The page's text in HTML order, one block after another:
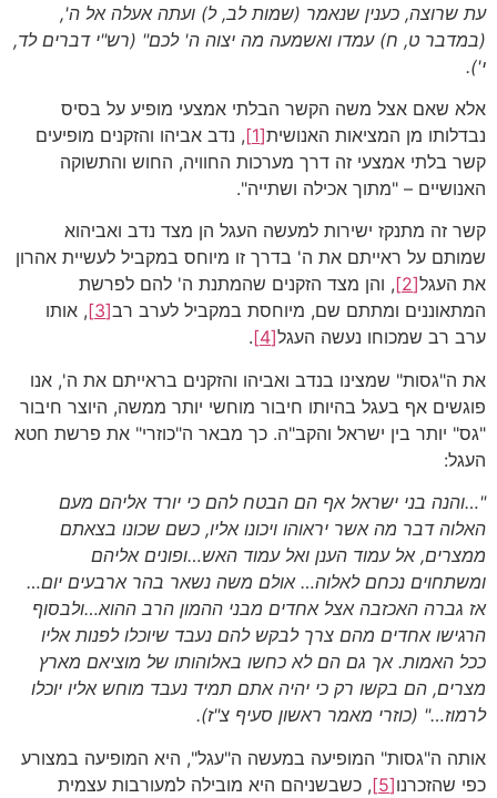
עת שרוצה, כענין שנאמר (שמות לב, ל) ועתה אעלה אל ה',
(במדבר ט, ח) עמדו ואשמעה מה יצוה ה' לכם" (רש"י דברים לד,
י').
אלא שאם אצל משה הקשר הבלתי אמצעי מופיע על בסיס
נבדלותו מן המציאות האנושית[1]
, נדב אביהו והזקנים מופיעים
קשר בלתי אמצעי זה דרך מערכות החוויה, החוש והתשוקה
האנושיים – "מתוך אכילה ושתייה".
קשר זה מתנקז ישירות למעשה העגל הן מצד נדב ואביהוא
שמותם על ראייתם את ה' בדרך זו מיוחס במקביל לעשיית אהרון
את העגל[2]
, והן מצד הזקנים שהמתנת ה' להם לפרשת
המתאוננים ומתתם שם, מיוחסת במקביל לערב רב[3]
, אותו
ערב רב שמכוחו נעשה העגל[4]
.
את ה"גסות" שמצינו בנדב ואביהו והזקנים בראייתם את ה', אנו
פוגשים אף בעגל בהיותו חיבור מוחשי יותר ממשה, היוצר חיבור
"גס" יותר בין ישראל והקב"ה. כך מבאר ה"כוזרי" את פרשת חטא
העגל:
"…והנה בני ישראל אף הם הבטח להם כי יורד אליהם מעם
האלוה דבר מה אשר יראוהו ויכונו אליו, כשם שכונו בצאתם
ממצרים, אל עמוד הענן ואל עמוד האש…ופונים אליהם
ומשתחוים נכחם לאלוה… אולם משה נשאר בהר ארבעים יום…
אז גברה האכזבה אצל אחדים מבני ההמון הרב ההוא…ולבסוף
הרגישו אחדים מהם צרך לבקש להם נעבד שיוכלו לפנות אליו
ככל האמות. אך גם הם לא כחשו באלוהותו של מוציאם מארץ
מצרים, הם בקשו רק כי יהיה אתם תמיד נעבד מוחש אליו יוכלו
לרמוז…" (כוזרי מאמר ראשון סעיף צ"ז).
אותה ה"גסות" המופיעה במעשה ה"עגל", היא המופיעה במצורע
כפי שהזכרנו[5]
, כשבשניהם היא מובילה למעורבות עצמית